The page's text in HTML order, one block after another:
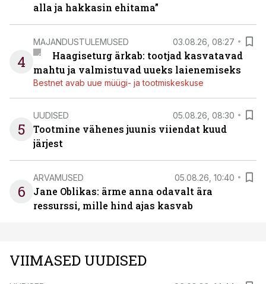
alla ja hakkasin ehitama”
4
MAJANDUSTULEMUSED 03.08.26, 08:27
Haagiseturg ärkab: tootjad kasvatavad
mahtu ja valmistuvad uueks laienemiseks
Bestnet avab uue müügi- ja tootmiskeskuse
5
UUDISED 05.08.26, 08:30
Tootmine vähenes juunis viiendat kuud
järjest
6
ARVAMUSED 05.08.26, 10:40
Jane Oblikas: ärme anna odavalt ära
ressurssi, mille hind ajas kasvab
VIIMASED UUDISED